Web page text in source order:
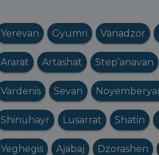
Yerevan Gyumri Vanadzor
Ararat Artashat Step’anavan
Vardenis Sevan
Shinuhayr Lusarrat Shatin
Yeghegis Ajabaj Dzorashen